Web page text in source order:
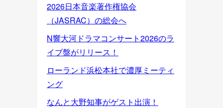
2026日本音楽著作権協会
（JASRAC）の総会へ
N響大河ドラマコンサート2026のラ
イブ盤がリリース！
ローランド浜松本社で濃厚ミーティ
ング
なんと大野知事がゲスト出演！